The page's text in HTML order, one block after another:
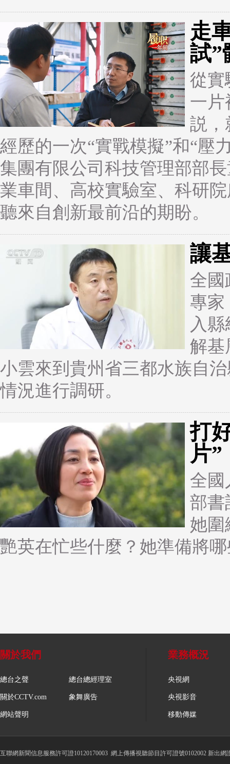
走
試”
從實
一片
説，
經歷的一次“實戰模擬”和“壓
集團有限公司科技管理部部
業車間、高校實驗室、科研
聽來自創新最前沿的期盼。
讓
全國
專家
入
解基
小雲來到貴州省三都水族自
情況進行調研。
打
片”
全國
部書
她圍
艷英在忙些什麼？她準備將
關於我們
總台之聲 總台總經理室
關於CCTV.com 象舞廣告
網站聲明
業務概況
央視網
央視影音
移動傳媒
互聯網新聞信息服務許可證10120170003 網上傳播視聽節目許可證號0102002 新出